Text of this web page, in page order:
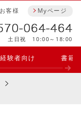
Myページ
客様
土日祝 10:00～18:00
験者向け 書籍